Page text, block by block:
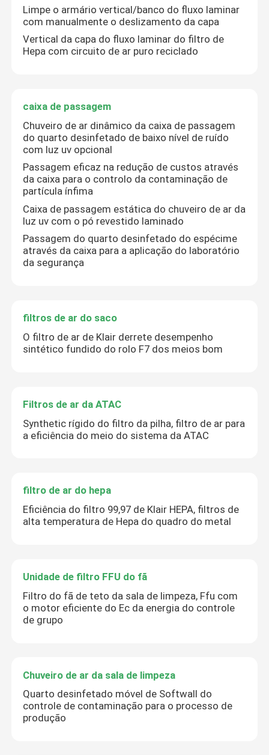
Limpe o armário vertical/banco do fluxo laminar
com manualmente o deslizamento da capa
Vertical da capa do fluxo laminar do filtro de
Hepa com circuito de ar puro reciclado
caixa de passagem
Chuveiro de ar dinâmico da caixa de passagem
do quarto desinfetado de baixo nível de ruído
com luz uv opcional
Passagem eficaz na redução de custos através
da caixa para o controlo da contaminação de
partícula ínfima
Caixa de passagem estática do chuveiro de ar da
luz uv com o pó revestido laminado
Passagem do quarto desinfetado do espécime
através da caixa para a aplicação do laboratório
da segurança
filtros de ar do saco
O filtro de ar de Klair derrete desempenho
sintético fundido do rolo F7 dos meios bom
Filtros de ar da ATAC
Synthetic rígido do filtro da pilha, filtro de ar para
a eficiência do meio do sistema da ATAC
filtro de ar do hepa
Eficiência do filtro 99,97 de Klair HEPA, filtros de
alta temperatura de Hepa do quadro do metal
Unidade de filtro FFU do fã
Filtro do fã de teto da sala de limpeza, Ffu com
o motor eficiente do Ec da energia do controle
de grupo
Chuveiro de ar da sala de limpeza
Quarto desinfetado móvel de Softwall do
controle de contaminação para o processo de
produção